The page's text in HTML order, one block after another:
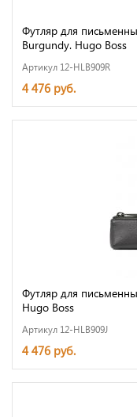
Футляр для
Burgundy. Hugo Boss
Артикул 12-HLB909R
4 476 руб.
Футляр для
Hugo Boss
Артикул 12-HLB909J
4 476 руб.